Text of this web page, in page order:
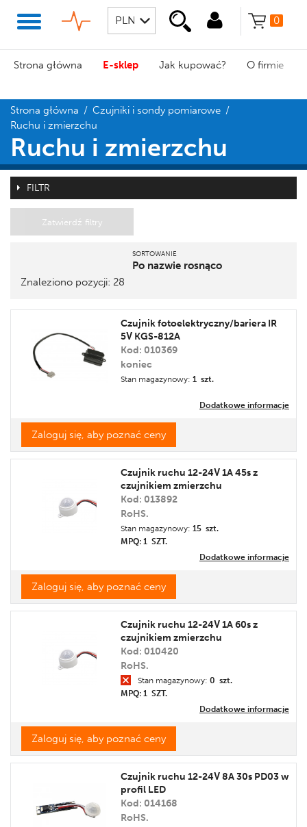
0
Strona główna E-sklep Jak kupować? O firmie
Strona główna / Czujniki i sondy pomiarowe /
Ruchu i zmierzchu
Ruchu i zmierzchu
FILTR
Zatwierdź filtry
SORTOWANIE
Po nazwie rosnąco
Nazwa
Cena
Promocja
Etykieta
Znaleziono pozycji: 28
Czujnik fotoelektryczny/bariera IR
5V KGS-812A
Kod: 010369
koniec
Stan magazynowy: 1 szt.
Dodatkowe informacje
Zaloguj się, aby poznać ceny
Czujnik ruchu 12-24V 1A 45s z
czujnikiem zmierzchu
Kod: 013892
RoHS.
Stan magazynowy: 15 szt.
MPQ: 1 SZT.
Dodatkowe informacje
Zaloguj się, aby poznać ceny
Czujnik ruchu 12-24V 1A 60s z
czujnikiem zmierzchu
Kod: 010420
RoHS.
Stan magazynowy: 0 szt.
MPQ: 1 SZT.
Dodatkowe informacje
Zaloguj się, aby poznać ceny
Czujnik ruchu 12-24V 8A 30s PD03 w
profil LED
Kod: 014168
RoHS.